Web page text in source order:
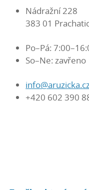
Nádražní 228
383 01
Po–Pá:
So–Ne: zavřeno
+420 602 390